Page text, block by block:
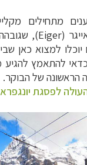
מתחילים
(
Eiger
למצוא כאן
להתאמץ להגיע
הראשונה של הבוקר.
לפסגת